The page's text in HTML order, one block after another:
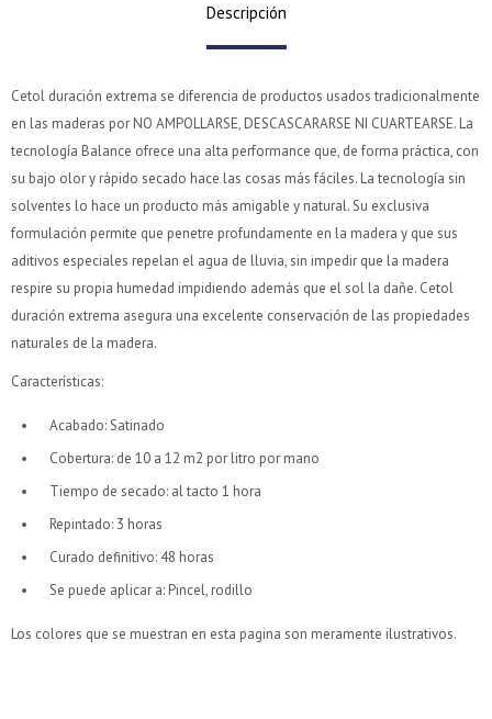
Descripción
Cetol duración extrema se diferencia de productos usados tradicionalmente
en las maderas por NO AMPOLLARSE, DESCASCARARSE NI CUARTEARSE. La
tecnología Balance ofrece una alta performance que, de forma práctica, con
su bajo olor y rápido secado hace las cosas más fáciles. La tecnología sin
solventes lo hace un producto más amigable y natural. Su exclusiva
formulación permite que penetre profundamente en la madera y que sus
aditivos especiales repelan el agua de lluvia, sin impedir que la madera
respire su propia humedad impidiendo además que el sol la dañe. Cetol
duración extrema asegura una excelente conservación de las propiedades
naturales de la madera.
Características:
Acabado: Satinado
Cobertura: de 10 a 12 m2 por litro por mano
Tiempo de secado: al tacto 1 hora
Repintado: 3 horas
Curado definitivo: 48 horas
Se puede aplicar a: Pincel, rodillo
Los colores que se muestran en esta pagina son meramente ilustrativos.
Comprá ahora y Pagá
Después, hasta en 12
cuotas y sin tocar tu
tarjeta de crédito
¡Sumate a la forma más ágil de comprar!
Comprá en 3 cuotas sin recargo o hasta en 12
Después:
Cédula de identidad
Día
Continuar
Estás calificado para comprar usando Pago Después.
¡Tenés hasta para comprar en las cuotas que
prefieras!
Ups!
Parece que no tenes oferta, lamentamos el
inconveniente, por cualquier duda contactanos
en
¡Algo salió mal!
Por favor intenta nuevamente mas tarde.
Comprá ahora y Pagá
Después, hasta en 12
cuotas y sin tocar tu
tarjeta de crédito
¡Sumate a la forma más ágil de comprar!
Comprá en 3 cuotas sin recargo o hasta en 12
Después:
Cédula de identidad
Día
Continuar
Estás calificado para comprar usando Pago Después.
¡Tenés hasta para comprar en las cuotas que
prefieras!
Ups!
Parece que no tenes oferta, lamentamos el
inconveniente, por cualquier duda contactanos
en
¡Algo salió mal!
Por favor intenta nuevamente mas tarde.